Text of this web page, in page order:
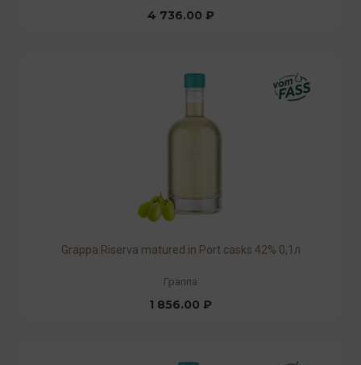
4 736.00 ₽
Grappa Riserva matured in Port casks 42% 0,1л
Граппа
1 856.00 ₽